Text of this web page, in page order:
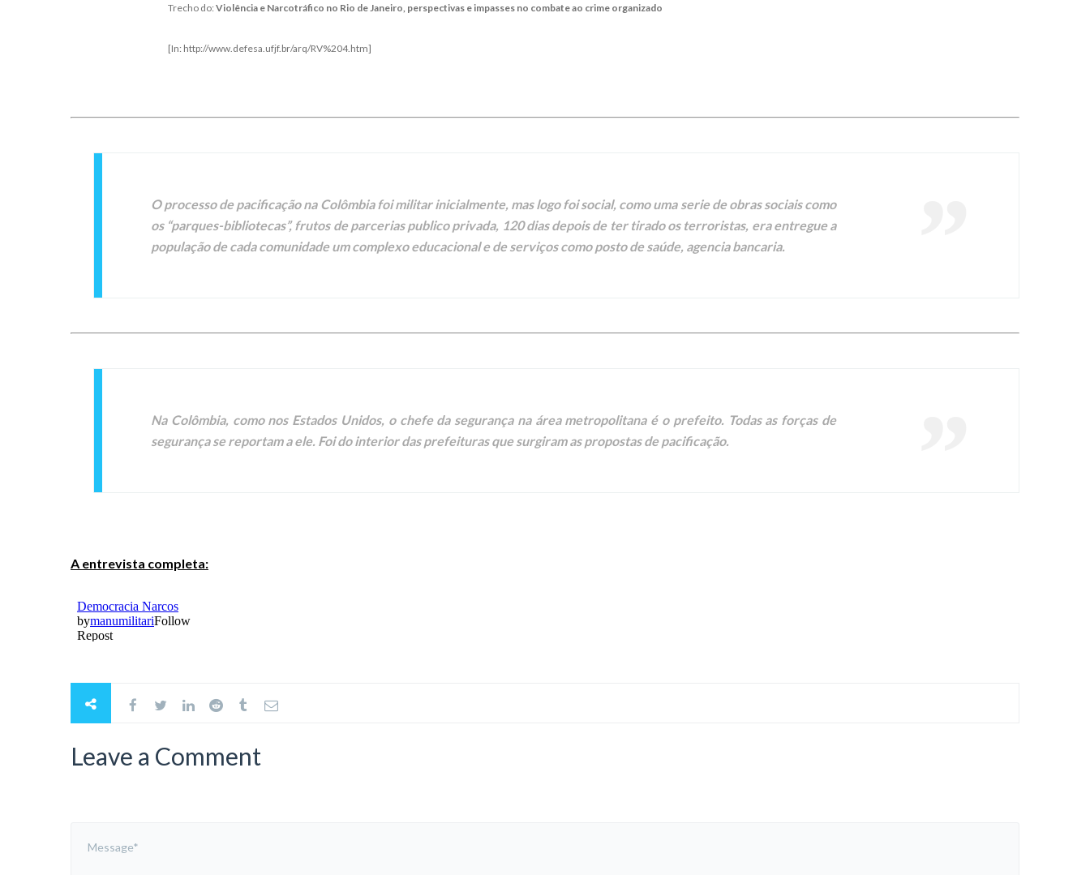
Trecho do: Violência e Narcotráfico no Rio de Janeiro, perspectivas e impasses no combate ao crime organizado
[In: http://www.defesa.ufjf.br/arq/RV%204.htm]
O processo de pacificação na Colômbia foi militar inicialmente, mas logo foi social, como uma serie de obras sociais como
os “parques-bibliotecas”, frutos de parcerias publico privada, 120 dias depois de ter tirado os terroristas, era entregue a
população de cada comunidade um complexo educacional e de serviços como posto de saúde, agencia bancaria.
Na Colômbia, como nos Estados Unidos, o chefe da segurança na área metropolitana é o prefeito. Todas as forças de
segurança se reportam a ele. Foi do interior das prefeituras que surgiram as propostas de pacificação.
A entrevista completa:
Leave a Comment